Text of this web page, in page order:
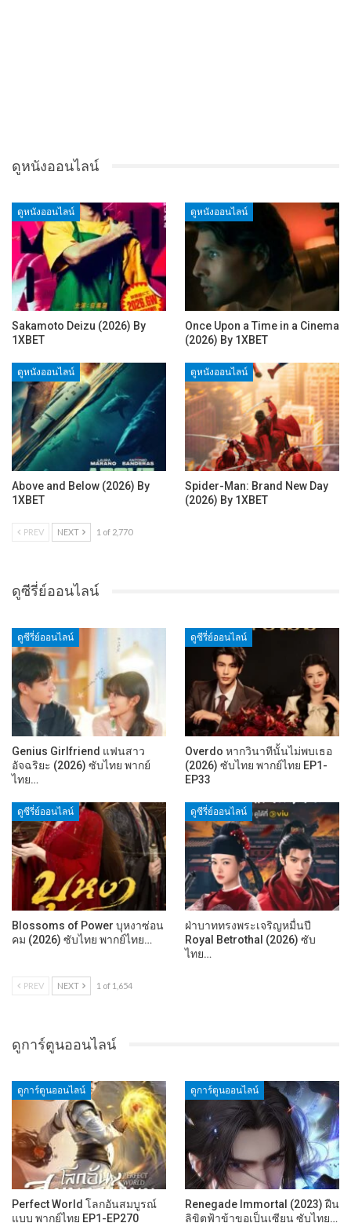
ดูหนังออนไลน์
ดูหนังออนไลน์
Sakamoto Deizu (2026) By
1XBET
ดูหนังออนไลน์
Once Upon a Time in a Cinema
(2026) By 1XBET
ดูหนังออนไลน์
Above and Below (2026) By
1XBET
ดูหนังออนไลน์
Spider-Man: Brand New Day
(2026) By 1XBET
PREV NEXT 1 of 2,770
ดูซีรี่ย์ออนไลน์
ดูซีรี่ย์ออนไลน์
Genius Girlfriend แฟนสาว
อัจฉริยะ (2026) ซับไทย พากย์
ไทย…
ดูซีรี่ย์ออนไลน์
Overdo หากวินาทีนั้นไม่พบเธอ
(2026) ซับไทย พากย์ไทย EP1-
EP33
ดูซีรี่ย์ออนไลน์
Blossoms of Power บุหงาซ่อน
คม (2026) ซับไทย พากย์ไทย…
ดูซีรี่ย์ออนไลน์
ฝ่าบาททรงพระเจริญหมื่นปี
Royal Betrothal (2026) ซับ
ไทย…
PREV NEXT 1 of 1,654
ดูการ์ตูนออนไลน์
ดูการ์ตูนออนไลน์
Perfect World โลกอันสมบูรณ์
แบบ พากย์ไทย EP1-EP270
ดูการ์ตูนออนไลน์
Renegade Immortal (2023) ฝืน
ลิขิตฟ้าข้าขอเป็นเซียน ซับไทย…